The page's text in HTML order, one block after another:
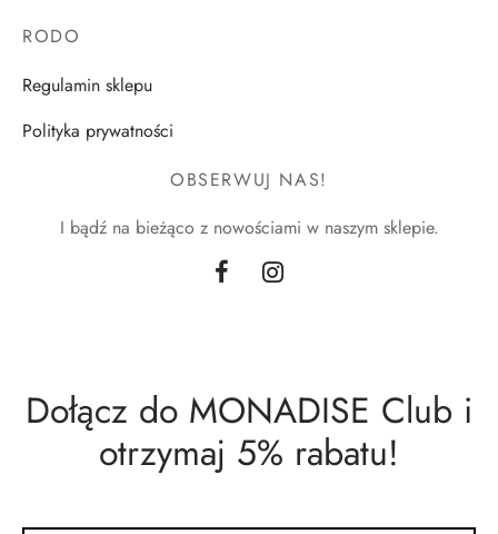
RODO
Regulamin sklepu
Polityka prywatności
OBSERWUJ NAS!
I bądź na bieżąco z nowościami w naszym sklepie.
Dołącz do MONADISE Club i
otrzymaj 5% rabatu!